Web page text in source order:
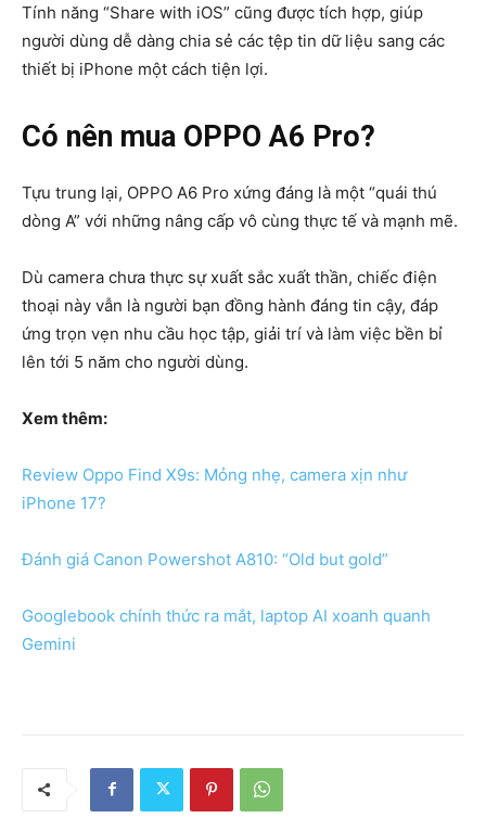
Tính năng “Share with iOS” cũng được tích hợp, giúp
người dùng dễ dàng chia sẻ các tệp tin dữ liệu sang các
thiết bị iPhone một cách tiện lợi.
Có nên mua OPPO A6 Pro?
Tựu trung lại, OPPO A6 Pro xứng đáng là một “quái thú
dòng A” với những nâng cấp vô cùng thực tế và mạnh mẽ.
Dù camera chưa thực sự xuất sắc xuất thần, chiếc điện
thoại này vẫn là người bạn đồng hành đáng tin cậy, đáp
ứng trọn vẹn nhu cầu học tập, giải trí và làm việc bền bỉ
lên tới 5 năm cho người dùng.
Xem thêm:
Review Oppo Find X9s: Mỏng nhẹ, camera xịn như
iPhone 17?
Đánh giá Canon Powershot A810: “Old but gold”
Googlebook chính thức ra mắt, laptop AI xoanh quanh
Gemini